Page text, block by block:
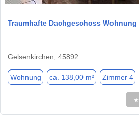
Traumhafte Dachgeschoss Wohnung
Gelsenkirchen, 45892
Wohnung ca. 138,00 m² Zimmer 4
★